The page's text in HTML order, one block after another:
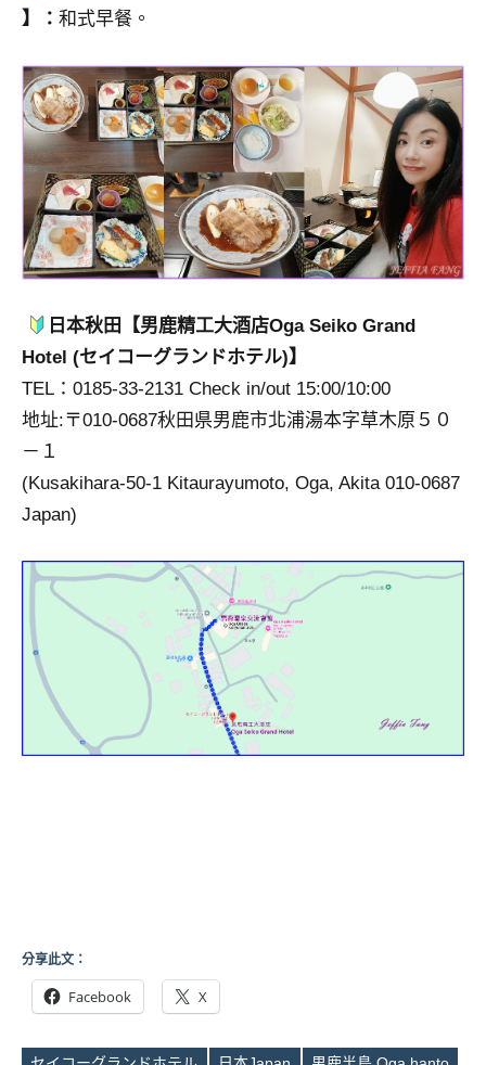
】： 和式早餐。
日本秋田【男鹿精工大酒店Oga Seiko Grand
Hotel (セイコーグランドホテル)】
TEL：0185-33-2131 Check in/out 15:00/10:00
地址:〒010-0687秋田県男鹿市北浦湯本字草木原５０
－１
(Kusakihara-50-1 Kitaurayumoto, Oga, Akita 010-0687
Japan)
分享此文：
Facebook X